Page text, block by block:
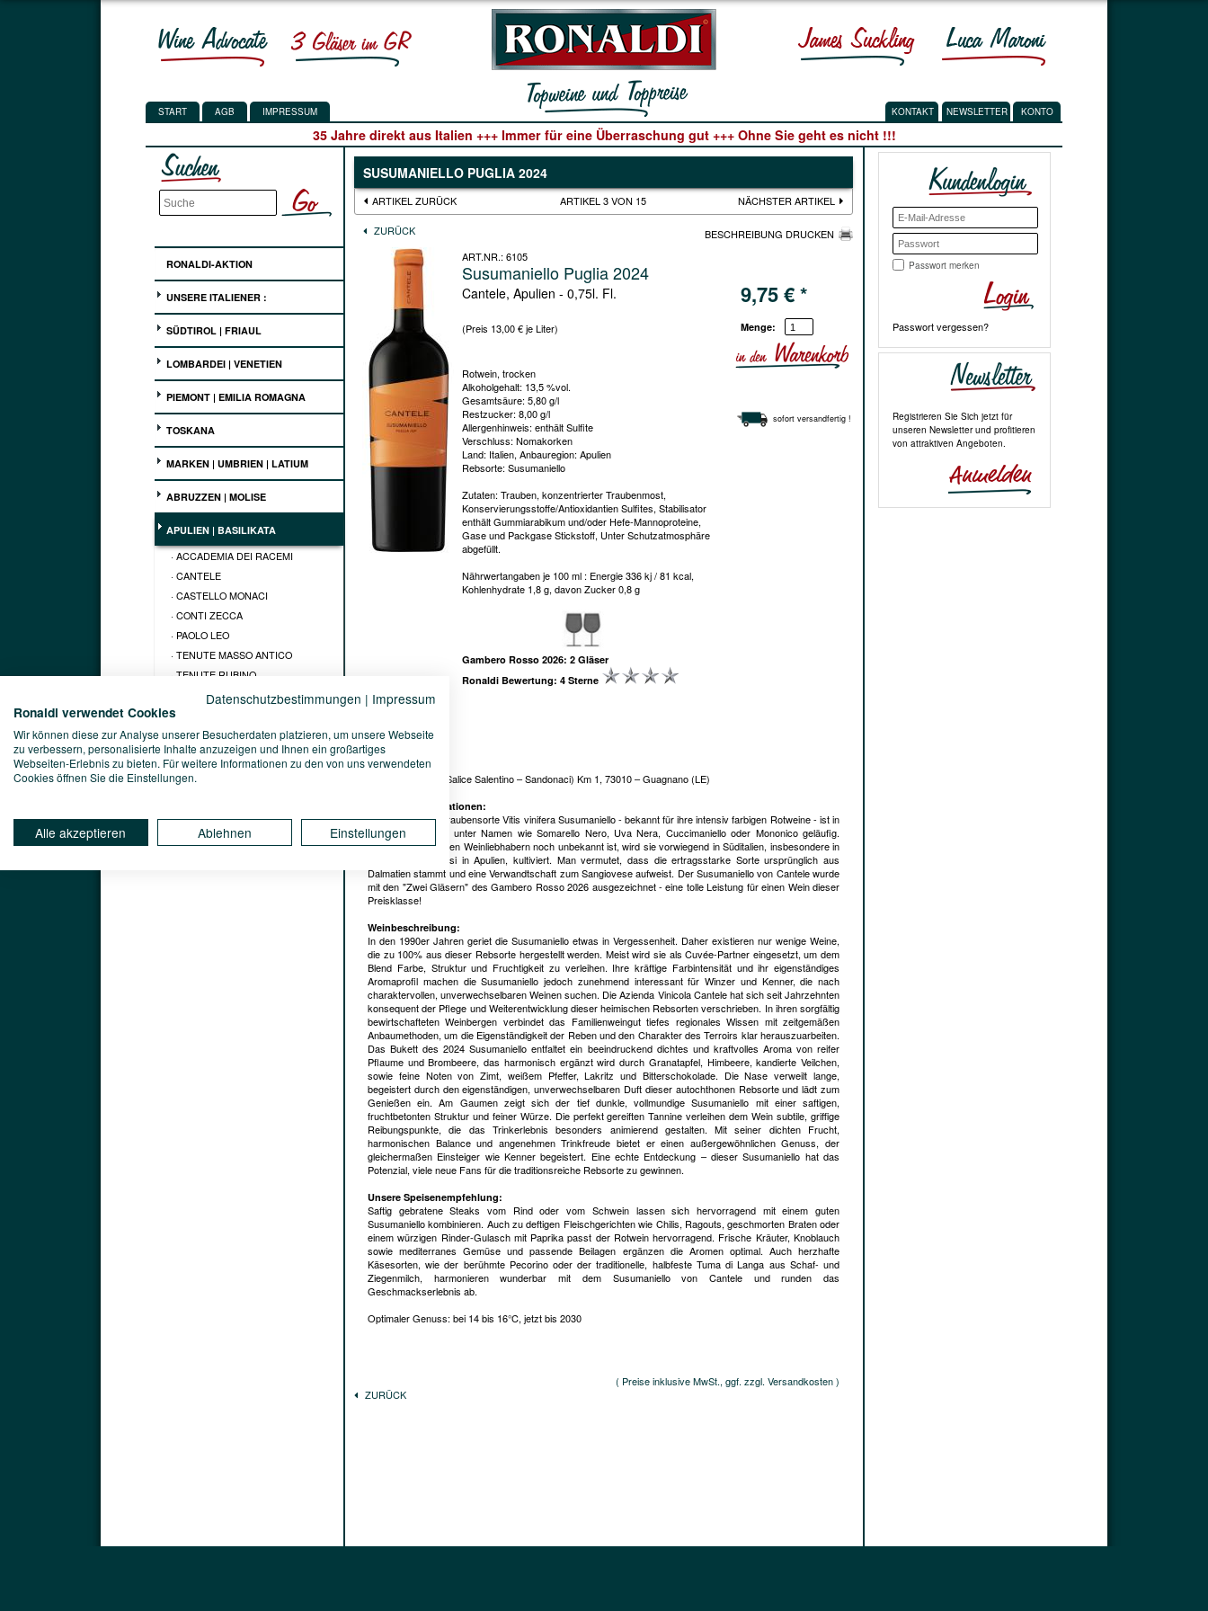
START AGB IMPRESSUM KONTAKT NEWSLETTER KONTO
35 Jahre direkt aus Italien +++ Immer für eine Überraschung gut +++ Ohne Sie geht es nicht !!!
RONALDI-AKTION
UNSERE ITALIENER :
SÜDTIROL | FRIAUL
LOMBARDEI | VENETIEN
PIEMONT | EMILIA ROMAGNA
TOSKANA
MARKEN | UMBRIEN | LATIUM
ABRUZZEN | MOLISE
APULIEN | BASILIKATA
· ACCADEMIA DEI RACEMI
· CANTELE
· CASTELLO MONACI
· CONTI ZECCA
· PAOLO LEO
· TENUTE MASSO ANTICO
· TENUTE RUBINO
· TERRECARSICHE1939
· TORREVENTO
· VIGLIONE
KAMPANIEN | KALABRIEN
SUSUMANIELLO PUGLIA 2024
ARTIKEL ZURÜCK ARTIKEL 3 VON 15 NÄCHSTER ARTIKEL
ZURÜCK
BESCHREIBUNG DRUCKEN
ART.NR.: 6105
Susumaniello Puglia 2024
Cantele, Apulien - 0,75l. Fl.
(Preis 13,00 € je Liter)
Rotwein, trocken
Alkoholgehalt: 13,5 %vol.
Gesamtsäure: 5,80 g/l
Restzucker: 8,00 g/l
Allergenhinweis: enthält Sulfite
Verschluss: Nomakorken
Land: Italien, Anbauregion: Apulien
Rebsorte: Susumaniello
Zutaten: Trauben, konzentrierter Traubenmost,
Konservierungsstoffe/Antioxidantien Sulfites, Stabilisator
enthält Gummiarabikum und/oder Hefe-Mannoproteine,
Gase und Packgase Stickstoff, Unter Schutzatmosphäre
abgefüllt.
Nährwertangaben je 100 ml : Energie 336 kj / 81 kcal,
Kohlenhydrate 1,8 g, davon Zucker 0,8 g
Gambero Rosso 2026: 2 Gläser
Ronaldi Bewertung: 4 Sterne
9,75€*
Menge:
sofort versandfertig !
Kellerei:
Cantele S.P. 365 (Salice Salentino – Sandonaci) Km 1, 73010 – Guagnano (LE)
Vinophile Informationen:
Die autochthone Traubensorte Vitis vinifera Susumaniello - bekannt für ihre intensiv farbigen Rotweine - ist in
Fachkreisen auch unter Namen wie Somarello Nero, Uva Nera, Cuccimaniello oder Mononico geläufig.
Obwohl sie bei vielen Weinliebhabern noch unbekannt ist, wird sie vorwiegend in Süditalien, insbesondere in
der Provinz Brindisi in Apulien, kultiviert. Man vermutet, dass die ertragsstarke Sorte ursprünglich aus
Dalmatien stammt und eine Verwandtschaft zum Sangiovese aufweist. Der Susumaniello von Cantele wurde
mit den "Zwei Gläsern" des Gambero Rosso 2026 ausgezeichnet - eine tolle Leistung für einen Wein dieser
Preisklasse!
Weinbeschreibung:
In den 1990er Jahren geriet die Susumaniello etwas in Vergessenheit. Daher existieren nur wenige Weine,
die zu 100% aus dieser Rebsorte hergestellt werden. Meist wird sie als Cuvée-Partner eingesetzt, um dem
Blend Farbe, Struktur und Fruchtigkeit zu verleihen. Ihre kräftige Farbintensität und ihr eigenständiges
Aromaprofil machen die Susumaniello jedoch zunehmend interessant für Winzer und Kenner, die nach
charaktervollen, unverwechselbaren Weinen suchen. Die Azienda Vinicola Cantele hat sich seit Jahrzehnten
konsequent der Pflege und Weiterentwicklung dieser heimischen Rebsorten verschrieben. In ihren sorgfältig
bewirtschafteten Weinbergen verbindet das Familienweingut tiefes regionales Wissen mit zeitgemäßen
Anbaumethoden, um die Eigenständigkeit der Reben und den Charakter des Terroirs klar herauszuarbeiten.
Das Bukett des 2024 Susumaniello entfaltet ein beeindruckend dichtes und kraftvolles Aroma von reifer
Pflaume und Brombeere, das harmonisch ergänzt wird durch Granatapfel, Himbeere, kandierte Veilchen,
sowie feine Noten von Zimt, weißem Pfeffer, Lakritz und Bitterschokolade. Die Nase verweilt lange,
begeistert durch den eigenständigen, unverwechselbaren Duft dieser autochthonen Rebsorte und lädt zum
Genießen ein. Am Gaumen zeigt sich der tief dunkle, vollmundige Susumaniello mit einer saftigen,
fruchtbetonten Struktur und feiner Würze. Die perfekt gereiften Tannine verleihen dem Wein subtile, griffige
Reibungspunkte, die das Trinkerlebnis besonders animierend gestalten. Mit seiner dichten Frucht,
harmonischen Balance und angenehmen Trinkfreude bietet er einen außergewöhnlichen Genuss, der
gleichermaßen Einsteiger wie Kenner begeistert. Eine echte Entdeckung – dieser Susumaniello hat das
Potenzial, viele neue Fans für die traditionsreiche Rebsorte zu gewinnen.
Unsere Speisenempfehlung:
Saftig gebratene Steaks vom Rind oder vom Schwein lassen sich hervorragend mit einem guten
Susumaniello kombinieren. Auch zu deftigen Fleischgerichten wie Chilis, Ragouts, geschmorten Braten oder
einem würzigen Rinder-Gulasch mit Paprika passt der Rotwein hervorragend. Frische Kräuter, Knoblauch
sowie mediterranes Gemüse und passende Beilagen ergänzen die Aromen optimal. Auch herzhafte
Käsesorten, wie der berühmte Pecorino oder der traditionelle, halbfeste Tuma di Langa aus Schaf- und
Ziegenmilch, harmonieren wunderbar mit dem Susumaniello von Cantele und runden das
Geschmackserlebnis ab.
Optimaler Genuss: bei 14 bis 16°C, jetzt bis 2030
( Preise inklusive MwSt., ggf. zzgl. Versandkosten )
ZURÜCK
Passwort merken
Passwort vergessen?
Registrieren Sie Sich jetzt für
unseren Newsletter und profitieren
von attraktiven Angeboten.
Datenschutzbestimmungen | Impressum
Ronaldi verwendet Cookies
Wir können diese zur Analyse unserer Besucherdaten platzieren, um unsere Webseite
zu verbessern, personalisierte Inhalte anzuzeigen und Ihnen ein großartiges
Webseiten-Erlebnis zu bieten. Für weitere Informationen zu den von uns verwendeten
Cookies öffnen Sie die Einstellungen.
Alle akzeptieren Ablehnen Einstellungen